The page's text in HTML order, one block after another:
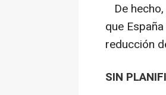
De
que
reducción
SIN